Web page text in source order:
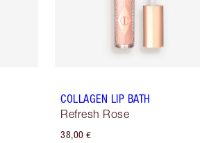
COLLAGEN LIP BATH
Refresh Rose
38,00 €